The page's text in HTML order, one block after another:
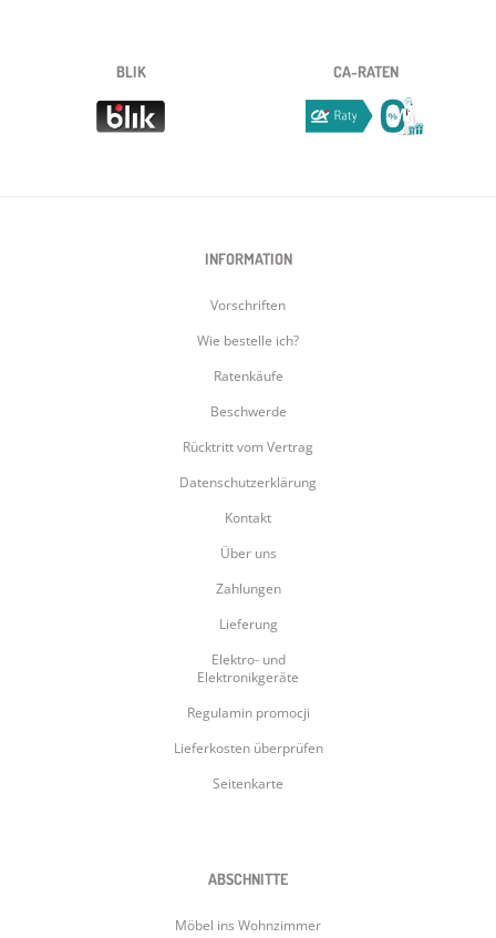
BLIK CA-RATEN
INFORMATION
Vorschriften
Wie bestelle ich?
Ratenkäufe
Beschwerde
Rücktritt vom Vertrag
Datenschutzerklärung
Kontakt
Über uns
Zahlungen
Lieferung
Elektro- und
Elektronikgeräte
Regulamin promocji
Lieferkosten überprüfen
Seitenkarte
ABSCHNITTE
Möbel ins Wohnzimmer